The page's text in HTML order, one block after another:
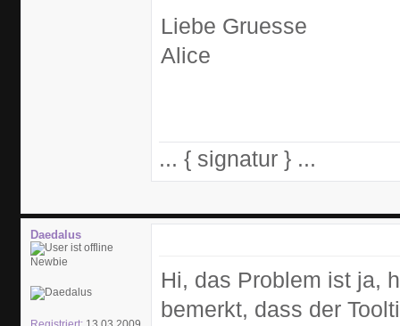
Liebe Gruesse
Alice
... { signatur } ...
Daedalus
Newbie
Hi, das Problem ist ja,
bemerkt, dass der